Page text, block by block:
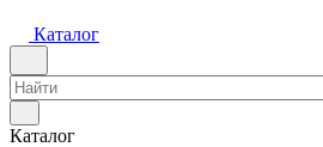
Каталог
Каталог